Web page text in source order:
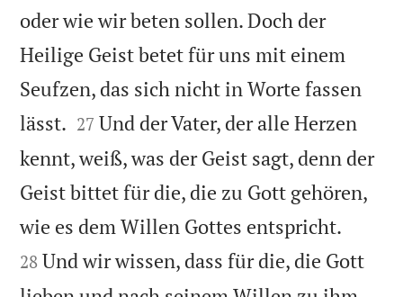
oder wie wir beten sollen. Doch der
Heilige Geist betet für uns mit einem
Seufzen, das sich nicht in Worte fassen
lässt. 

27 Und der Vater, der alle Herzen
kennt, weiß, was der Geist sagt, denn der
Geist bittet für die, die zu Gott gehören,
wie es dem Willen Gottes entspricht.
28 Und wir wissen, dass für die, die Gott